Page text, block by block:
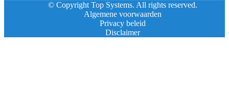
© Copyright Top Systems. All rights reserved.
Algemene voorwaarden
Privacy beleid
Disclaimer